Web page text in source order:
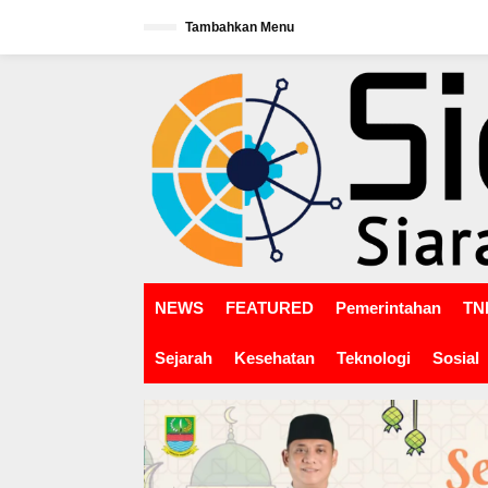
w
Tambahkan Menu
NEWS FEATURED Pemerintahan
Sejarah Kesehatan Teknologi Sosial